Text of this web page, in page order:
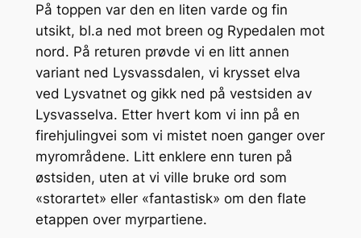
På toppen var den en liten varde og fin
utsikt, bl.a ned mot breen og Rypedalen mot
nord. På returen prøvde vi en litt annen
variant ned Lysvassdalen, vi krysset elva
ved Lysvatnet og gikk ned på vestsiden av
Lysvasselva. Etter hvert kom vi inn på en
firehjulingvei som vi mistet noen ganger over
myrområdene. Litt enklere enn turen på
østsiden, uten at vi ville bruke ord som
«storartet» eller «fantastisk» om den flate
etappen over myrpartiene.